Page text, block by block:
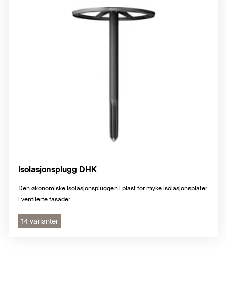
Isolasjonsplugg DHK
Den økonomiske isolasjonspluggen i plast for myke isolasjonsplater
i ventilerte fasader
14 varianter